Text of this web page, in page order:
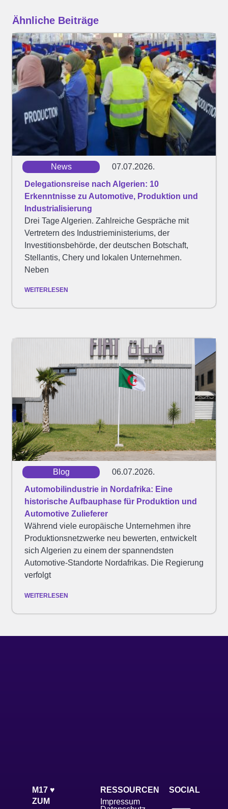
Ähnliche Beiträge
News
07.07.2026.
Delegationsreise nach Algerien: 10
Erkenntnisse zu Automotive, Produktion und
Industrialisierung
Drei Tage Algerien. Zahlreiche Gespräche mit
Vertretern des Industrieministeriums, der
Investitionsbehörde, der deutschen Botschaft,
Stellantis, Chery und lokalen Unternehmen.
Neben
WEITERLESEN
Blog
06.07.2026.
Automobilindustrie in Nordafrika: Eine
historische Aufbauphase für Produktion und
Automotive Zulieferer
Während viele europäische Unternehmen ihre
Produktionsnetzwerke neu bewerten, entwickelt
sich Algerien zu einem der spannendsten
Automotive-Standorte Nordafrikas. Die Regierung
verfolgt
WEITERLESEN
M17 ♥
ZUM
RESSOURCEN
Impressum
SOCIAL